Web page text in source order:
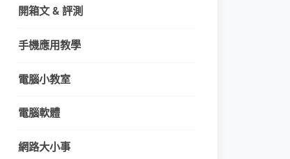
開箱文 & 評測
手機應用教學
電腦小教室
電腦軟體
網路大小事